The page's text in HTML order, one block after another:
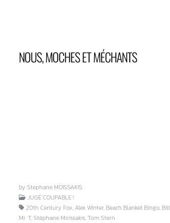
NOUS, MOCHES ET MÉCHANTS
by Stephane MOISSAKIS
JUGÉ COUPABLE !
20th Century Fox, Alex Winter, Beach Blanket Bingo,
Mr. T, Stéphane Moïssakis, Tom Stern